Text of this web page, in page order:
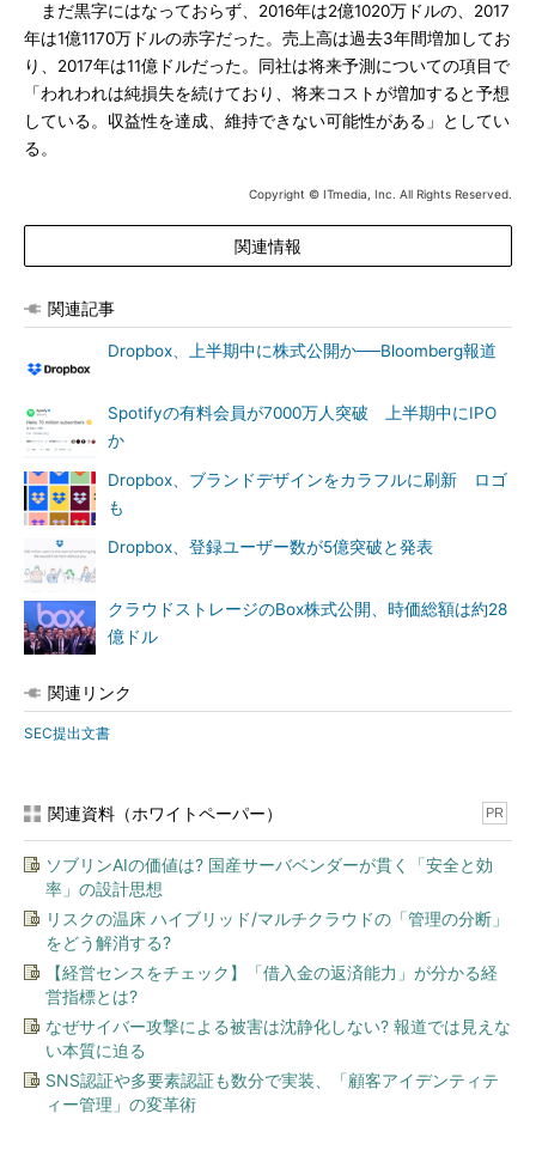
まだ黒字にはなっておらず、2016年は2億1020万ドルの、2017
年は1億1170万ドルの赤字だった。売上高は過去3年間増加してお
り、2017年は11億ドルだった。同社は将来予測についての項目で
「われわれは純損失を続けており、将来コストが増加すると予想
している。収益性を達成、維持できない可能性がある」としてい
る。
Copyright © ITmedia, Inc. All Rights Reserved.
関連情報
関連記事
Dropbox、上半期中に株式公開か──Bloomberg報道
Spotifyの有料会員が7000万人突破 上半期中にIPO
か
Dropbox、ブランドデザインをカラフルに刷新 ロゴ
も
Dropbox、登録ユーザー数が5億突破と発表
クラウドストレージのBox株式公開、時価総額は約28
億ドル
関連リンク
SEC提出文書
関連資料（ホワイトペーパー） PR
ソブリンAIの価値は? 国産サーバベンダーが貫く「安全と効
率」の設計思想
リスクの温床 ハイブリッド/マルチクラウドの「管理の分断」
をどう解消する?
【経営センスをチェック】「借入金の返済能力」が分かる経
営指標とは?
なぜサイバー攻撃による被害は沈静化しない? 報道では見えな
い本質に迫る
SNS認証や多要素認証も数分で実装、「顧客アイデンティテ
ィー管理」の変革術